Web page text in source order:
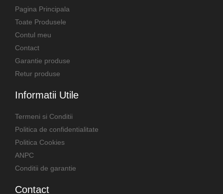
Pagina Principala
Toate Produsele
Contul meu
Contact
Garantie produse
Retur produse
Informatii Utile
Termeni si Conditii
Politica de confidentialitate
Politica Cookies
ANPC
Conditii de garantie
Contact